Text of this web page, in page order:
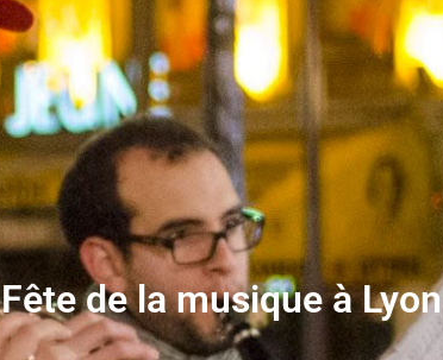
Fête de la musique à Lyon